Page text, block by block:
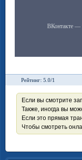
Рейтинг: 5.0/1
Если вы смотрите
Также, иногда вы
Если это прямая
Чтобы смотреть